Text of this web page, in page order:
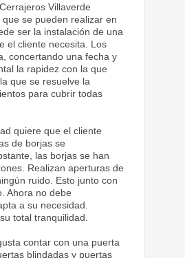
Villaverde
se pueden realizar en
ser la instalación de una
el cliente necesita. Los
concertando una fecha y
la rapidez con la que
que se resuelve la
para cubrir todas
quiere que el cliente
de borjas se
las borjas se han
Realizan aperturas de
ruido. Esto junto con
Ahora no debe
a su necesidad.
total tranquilidad.
contar con una puerta
blindadas y puertas